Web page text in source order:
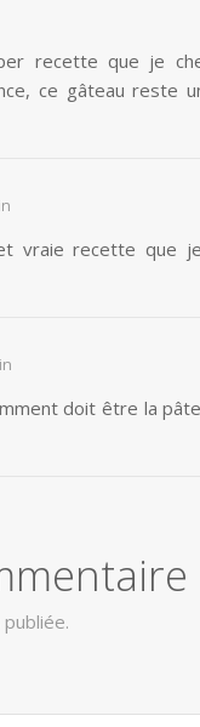
recette que je
ce gâteau reste
vraie recette que
doit être la